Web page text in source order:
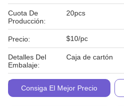
Cuota De
Producción:
20pcs
Precio: $10/pc
Detalles Del
Embalaje:
Caja de cartón
Condiciones De
Pago:Consiga El Mejor Precio